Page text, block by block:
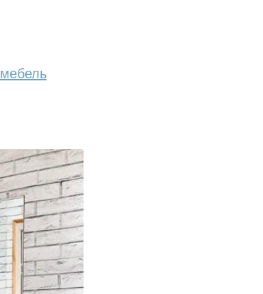
мебель